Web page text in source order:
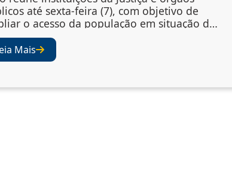
até sexta-feira (7), com objetivo de
o acesso da população em situação de
serviços essenciais A abertura da 5ª
do PopRuaJud-Rio reuniu
do sistema de Justiça e de
da Catedral Metropolitana de São
Mais